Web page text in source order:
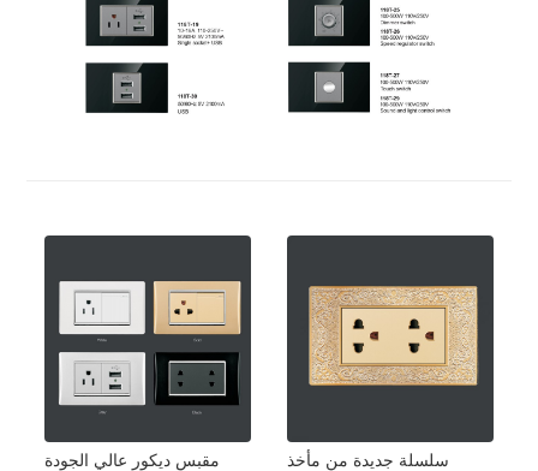
مقبس ديكور عالي الجودة
سلسلة جديدة من مأخذ